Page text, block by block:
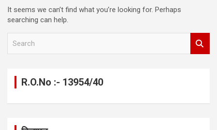
It seems we can’t find what you’re looking for. Perhaps
searching can help.
R.O.No :- 13954/40